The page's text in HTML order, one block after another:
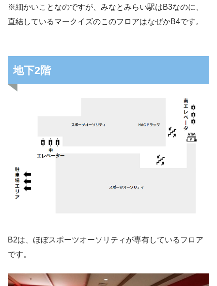
※細かいことなのですが、みなとみらい駅はB3なのに、
直結しているマークイズのこのフロアはなぜかB4です。
地下2階
B2は、ほぼスポーツオーソリティが専有しているフロア
です。